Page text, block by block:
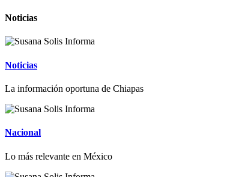
Noticias
Noticias
La información oportuna de Chiapas
Nacional
Lo más relevante en México